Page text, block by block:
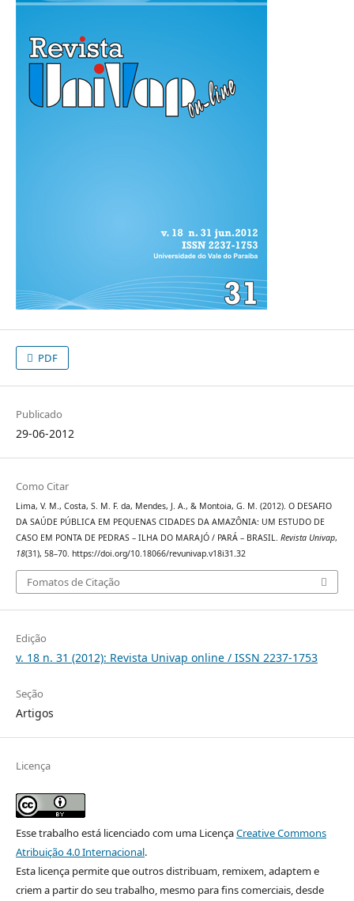
PDF
Publicado
29-06-2012
Como Citar
Lima, V. M., Costa, S. M. F. da, Mendes, J. A., & Montoia, G. M. (2012). O DESAFIO
DA SAÚDE PÚBLICA EM PEQUENAS CIDADES DA AMAZÔNIA: UM ESTUDO DE
CASO EM PONTA DE PEDRAS – ILHA DO MARAJÓ / PARÁ – BRASIL. Revista Univap,
18(31), 58–70. https://doi.org/10.18066/revunivap.v18i31.32
Fomatos de Citação
Edição
v. 18 n. 31 (2012): Revista Univap online / ISSN 2237-1753
Seção
Artigos
Licença
Esse trabalho está licenciado com uma LicençaCreative Commons
Atribuição 4.0 Internacional.
Esta licença permite que outros distribuam, remixem, adaptem e
criem a partir do seu trabalho, mesmo para fins comerciais, desde